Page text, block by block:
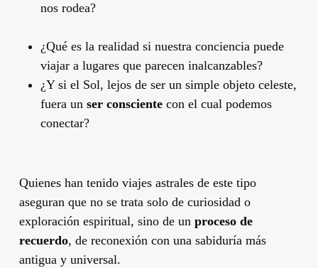
nos rodea?
¿Qué es la realidad si nuestra conciencia puede
viajar a lugares que parecen inalcanzables?
¿Y si el Sol, lejos de ser un simple objeto celeste,
fuera un ser conscientecon el cual podemos
conectar?
Quienes han tenido viajes astrales de este tipo
aseguran que no se trata solo de curiosidad o
exploración espiritual, sino de un proceso de
recuerdo, de reconexión con una sabiduría más
antigua y universal.